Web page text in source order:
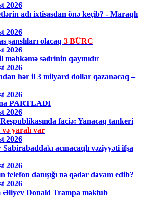
2026
adı ixtisasdan önə keçib? - Maraqlı
2026
şanslıları olacaq 3 BÜRC
2026
məhkəmə sədrinin qayınıdır
2026
hər il 3 milyard dollar qazanacaq –
2026
PARTLADI
2026
faciə: Yanacaq tankeri
yaralı var
2026
Sabirabaddakı acınacaqlı vəziyyəti ifşa
2026
telefon danışığı nə qədər davam edib?
2026
Əliyev Donald Trampa məktub